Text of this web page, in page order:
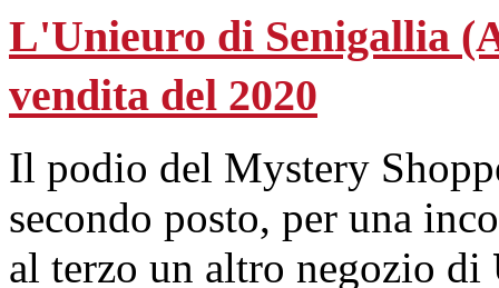
L'Unieuro di Senigallia
vendita del 2020
Il podio del Mystery
secondo posto, per una
al terzo un altro negozio di